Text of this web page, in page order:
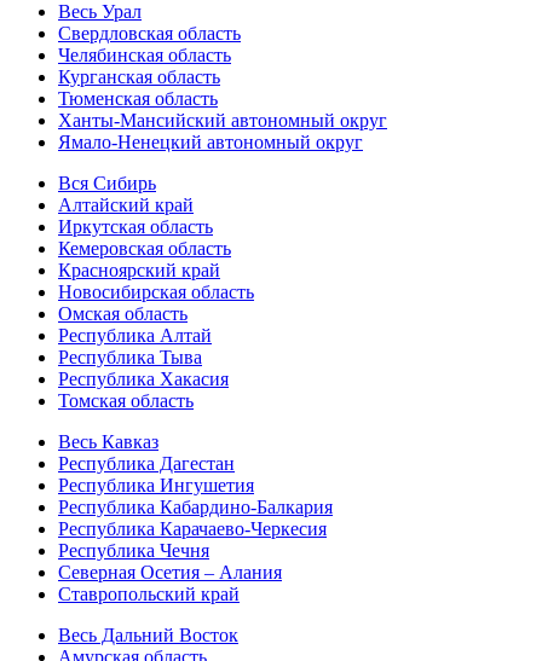
Весь Урал
Свердловская область
Челябинская область
Курганская область
Тюменская область
Ханты-Мансийский автономный округ
Ямало-Ненецкий автономный округ
Вся Сибирь
Алтайский край
Иркутская область
Кемеровская область
Красноярский край
Новосибирская область
Омская область
Республика Алтай
Республика Тыва
Республика Хакасия
Томская область
Весь Кавказ
Республика Дагестан
Республика Ингушетия
Республика Кабардино-Балкария
Республика Карачаево-Черкесия
Республика Чечня
Северная Осетия – Алания
Ставропольский край
Весь Дальний Восток
Амурская область